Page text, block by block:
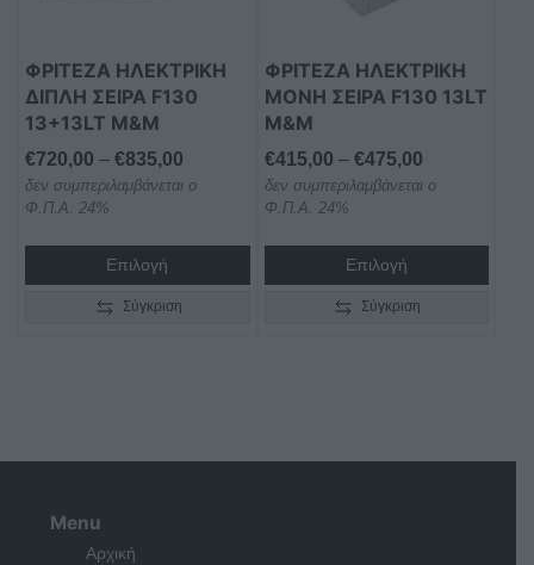
ΦΡΙΤΕΖΑ ΗΛΕΚΤΡΙΚΗ
ΔΙΠΛΗ ΣΕΙΡΑ F130
13+13LT M&M
€720,00 – €835,00
range:
through
δεν συμπεριλαμβάνεται ο
Φ.Π.Α. 24%
Επιλογή
να
επιλεγούν
στη
σελίδα
του
προϊόντος
Σύγκριση
ΦΡΙΤΕΖΑ ΗΛΕΚΤΡΙΚΗ
ΜΟΝΗ ΣΕΙΡΑ F130 13LT
M&M
€415,00 – €475,00Price
range:
through
δεν συμπεριλαμβάνεται ο
Φ.Π.Α. 24%
Επιλογή
να
επιλεγούν
στη
σελίδα
του
προϊόντος
Σύγκριση
Menu
Αρχική